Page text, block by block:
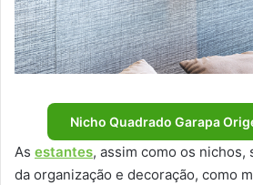
Nicho Quadrado Garapa
As estantes, assim como os nichos,
da organização e decoração, como